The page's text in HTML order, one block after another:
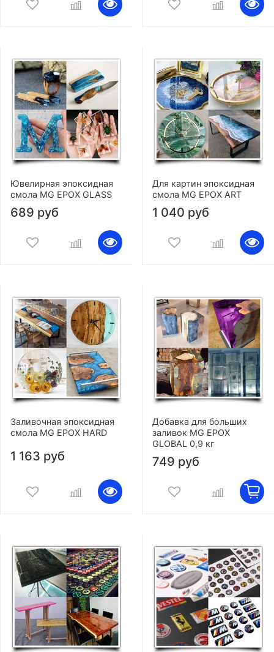
Ювелирная эпоксидная
смола MG EPOX GLASS
689 руб
Для картин эпоксидная
смола MG EPOX ART
1 040 руб
Заливочная эпоксидная
смола MG EPOX HARD
1 163 руб
Добавка для больших
заливок MG EPOX
GLOBAL 0,9 кг
749 руб